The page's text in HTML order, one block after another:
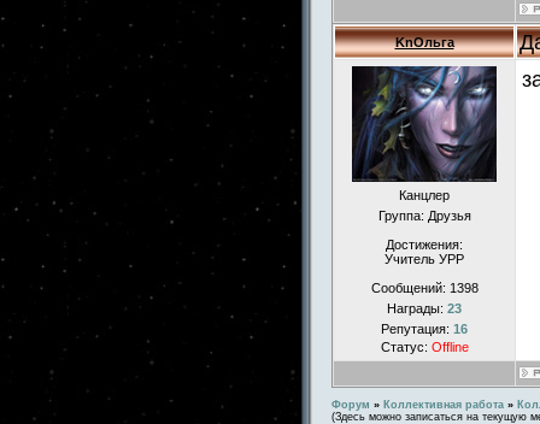
KnОльга
Канцлер
Группа: Друзья
Достижения:
Учитель УРР
Сообщений: 1398
Награды: 23
Репутация: 16
Статус: Offline
Форум » Коллективная работа »
(Здесь можно записаться на текущую